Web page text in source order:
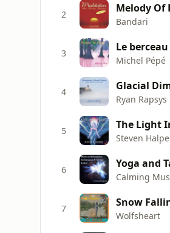
2 Melody Of
Bandari
3 Le
Michel Pépé
4 Glacial
Ryan Rapsys
5 The Light
Steven
6 Yoga and
Calming
7 Snow
Wolfsheart